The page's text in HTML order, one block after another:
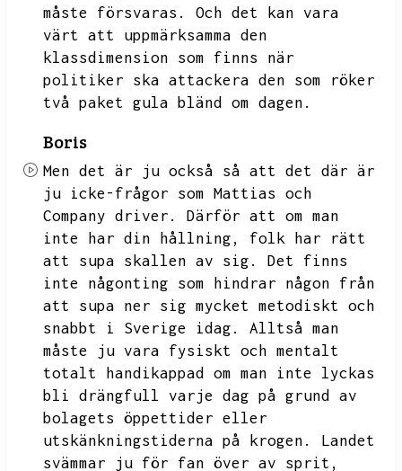
måste försvaras.
Och det kan vara
värt att uppmärksamma den
klassdimension som finns när
politiker ska attackera den som röker
två paket gula bländ om dagen.
Boris
Men det är ju också så att det där är
ju icke-frågor som Mattias och
Company driver.
Därför att om man
inte har din hållning,
folk har rätt
att supa skallen av sig.
Det finns
inte någonting som hindrar någon från
att supa ner sig mycket metodiskt och
snabbt i Sverige idag.
Alltså man
måste ju vara fysiskt och mentalt
totalt handikappad om man inte lyckas
bli drängfull varje dag på grund av
bolagets öppettider eller
utskänkningstiderna på krogen.
Landet
svämmar ju för fan över av sprit,